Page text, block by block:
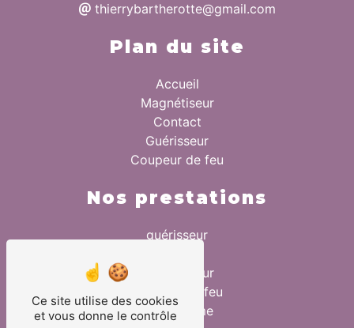
thierrybartherotte@gmail.com
Plan du site
Accueil
Magnétiseur
Contact
Guérisseur
Coupeur de feu
Nos prestations
guérisseur
magnétiseur
coupeur de feu
magnétisme
Ce site utilise des cookies
et vous donne le contrôle